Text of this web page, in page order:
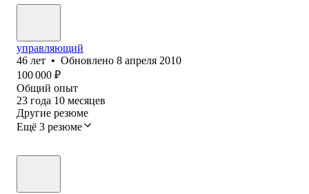
управляющий
46 лет • Обновлено 8 апреля 2010
100 000 ₽
Общий опыт
23 года 10 месяцев
Другие резюме
Ещё 3 резюме